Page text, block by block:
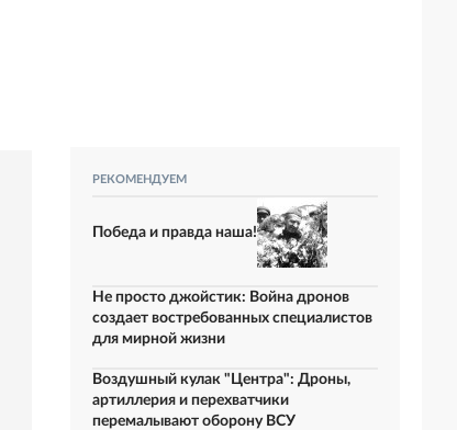
РЕКОМЕНДУЕМ
Победа и правда наша!
Не просто джойстик: Война дронов
создает востребованных специалистов
для мирной жизни
Воздушный кулак "Центра": Дроны,
артиллерия и перехватчики
перемалывают оборону ВСУ